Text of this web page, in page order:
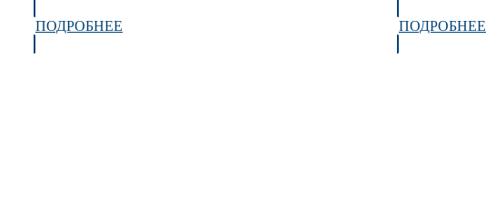
ПОДРОБНЕЕ ПОДРОБНЕЕ